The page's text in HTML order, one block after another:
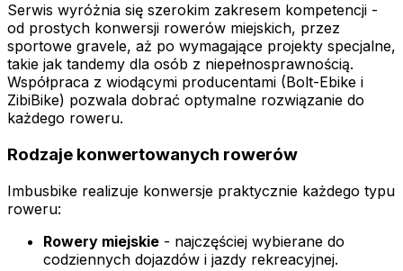
Serwis wyróżnia się szerokim zakresem kompetencji -
od prostych konwersji rowerów miejskich, przez
sportowe gravele, aż po wymagające projekty specjalne,
takie jak tandemy dla osób z niepełnosprawnością.
Współpraca z wiodącymi producentami (Bolt-Ebike i
ZibiBike) pozwala dobrać optymalne rozwiązanie do
każdego roweru.
Rodzaje konwertowanych rowerów
Imbusbike realizuje konwersje praktycznie każdego typu
roweru:
Rowery miejskie - najczęściej wybierane do
codziennych dojazdów i jazdy rekreacyjnej.